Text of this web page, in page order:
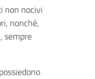
non nocivi
nonché,
sempre